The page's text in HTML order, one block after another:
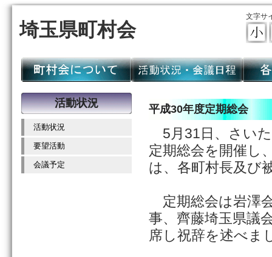
文字サ
埼玉県町村会
活動状況
活動状況
要望活動
会議予定
平成30年度定期総会
5月31日、さい
定期総会を開催し
は、各町村長及び
定期総会は岩澤
事、齊藤埼玉県議
席し祝辞を述べま